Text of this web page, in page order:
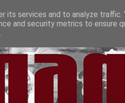
its services and to analyze traffic.
and security metrics to ensure